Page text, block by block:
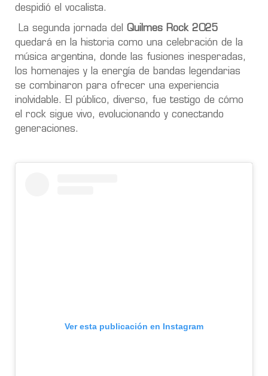
despidió el vocalista.
La segunda jornada del Quilmes Rock 2025
quedará en la historia como una celebración de la
música argentina, donde las fusiones inesperadas,
los homenajes y la energía de bandas legendarias
se combinaron para ofrecer una experiencia
inolvidable. El público, diverso, fue testigo de cómo
el rock sigue vivo, evolucionando y conectando
generaciones.
Ver esta publicación en Instagram